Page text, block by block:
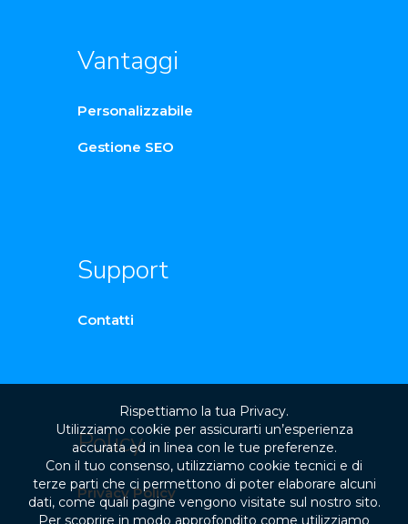
Vantaggi
Personalizzabile
Gestione SEO
Support
Contatti
Policy
Privacy Policy
Rispettiamo la tua Privacy.
Utilizziamo cookie per assicurarti un’esperienza
accurata ed in linea con le tue preferenze.
Con il tuo consenso, utilizziamo cookie tecnici e di
terze parti che ci permettono di poter elaborare alcuni
dati, come quali pagine vengono visitate sul nostro sito.
Per scoprire in modo approfondito come utilizziamo